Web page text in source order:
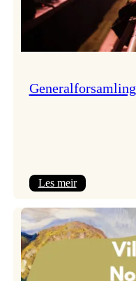
Generalforsamling
Les meir: